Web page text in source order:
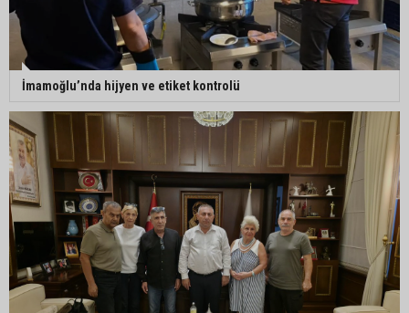
İmamoğlu’nda hijyen ve etiket kontrolü